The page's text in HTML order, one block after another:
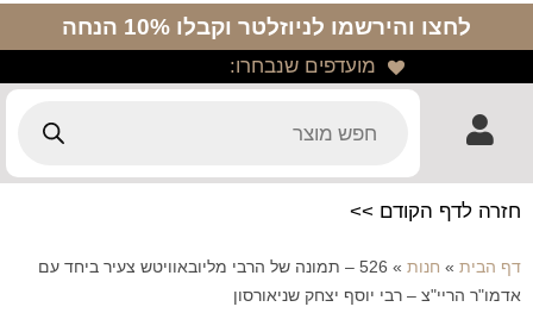
לחצו והירשמו לניוזלטר וקבלו 10% הנחה
מועדפים שנבחרו:
חזרה לדף הקודם >>
דף הבית » חנות »
526 – תמונה של הרבי מליובאוויטש צעיר ביחד עם
אדמו"ר הריי"צ – רבי יוסף יצחק שניאורסון